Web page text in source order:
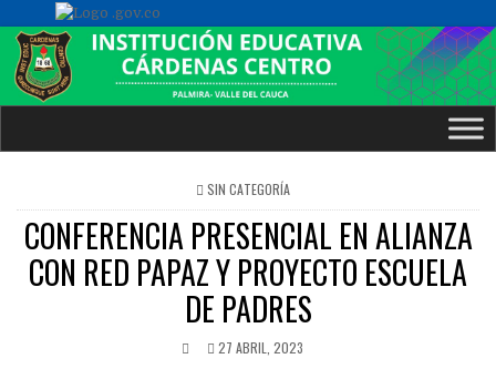
POSTED
IN
SIN CATEGORÍA
CONFERENCIA PRESENCIAL EN ALIANZA
CON RED PAPAZ Y PROYECTO ESCUELA
DE PADRES
27 ABRIL, 2023